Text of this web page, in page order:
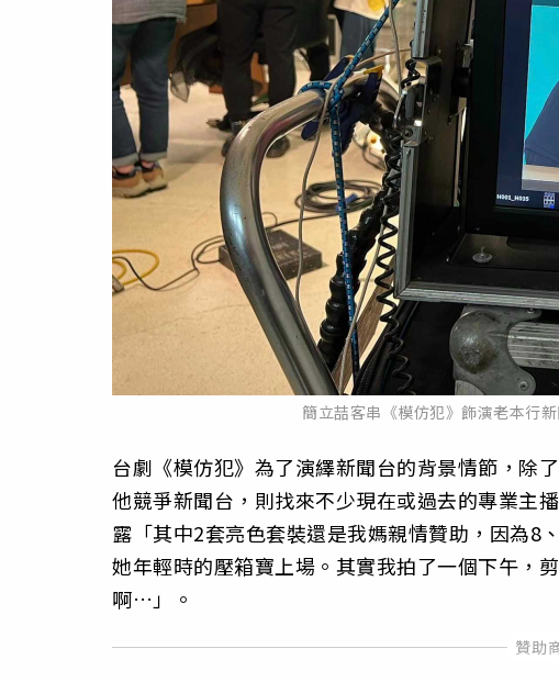
簡立喆客串《模仿犯》飾演老本行
台劇《模仿犯》為了演繹新聞台的背景情節，除
他競爭新聞台，則找來不少現在或過去的專業主
露「其中2套亮色套裝還是我媽親情贊助，因為8
她年輕時的壓箱寶上場。其實我拍了一個下午，
啊…」。